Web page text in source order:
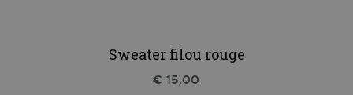
Sweater filou rouge
€ 15,00